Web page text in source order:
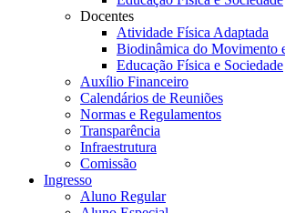
Docentes
Atividade Física Adaptada
Biodinâmica do Movimento
Educação Física e Sociedade
Auxílio Financeiro
Calendários de Reuniões
Normas e Regulamentos
Transparência
Infraestrutura
Comissão
Ingresso
Aluno Regular